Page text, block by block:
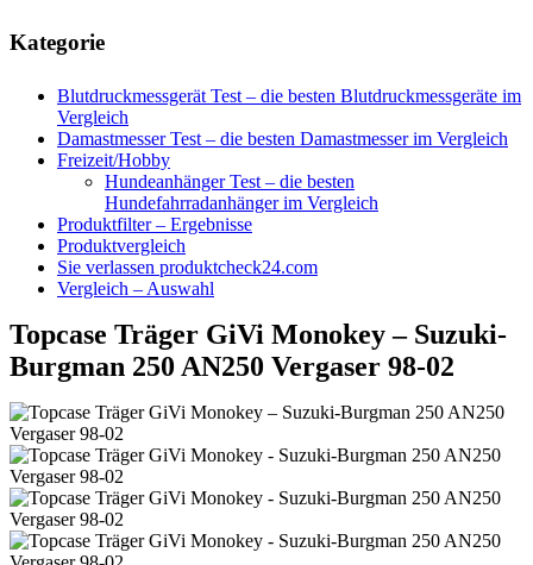
Kategorie
Blutdruckmessgerät Test – die besten Blutdruckmessgeräte im
Vergleich
Damastmesser Test – die besten Damastmesser im Vergleich
Freizeit/Hobby
Hundeanhänger Test – die besten
Hundefahrradanhänger im Vergleich
Produktfilter – Ergebnisse
Produktvergleich
Sie verlassen produktcheck24.com
Vergleich – Auswahl
Topcase Träger GiVi Monokey – Suzuki-
Burgman 250 AN250 Vergaser 98-02